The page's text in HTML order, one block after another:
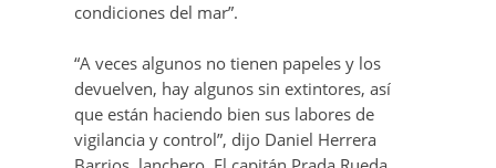
condiciones del mar”.
“A veces algunos no tienen papeles y los
devuelven, hay algunos sin extintores, así
que están haciendo bien sus labores de
vigilancia y control”, dijo Daniel Herrera